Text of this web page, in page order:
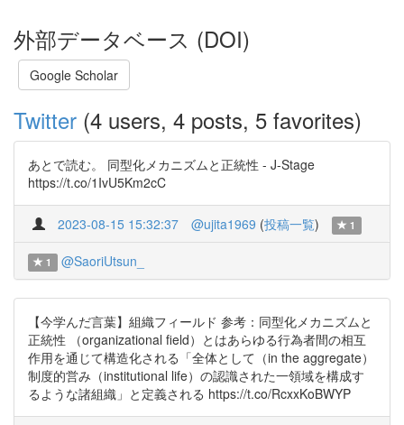
外部データベース (DOI)
Google Scholar
Twitter (4 users, 4 posts, 5 favorites)
あとで読む。 同型化メカニズムと正統性 - J-Stage
https://t.co/1IvU5Km2cC
2023-08-15 15:32:37 @ujita1969 (投稿一覧) 1
1 @SaoriUtsun_
【今学んだ言葉】組織フィールド 参考：同型化メカニズムと
正統性 （organizational field）とはあらゆる行為者間の相互
作用を通じて構造化される「全体として（in the aggregate）
制度的営み（institutional life）の認識された一領域を構成す
るような諸組織」と定義される https://t.co/RcxxKoBWYP